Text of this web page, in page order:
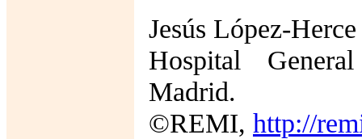
Jesús López-
Hospital
Madrid.
©REMI, http://